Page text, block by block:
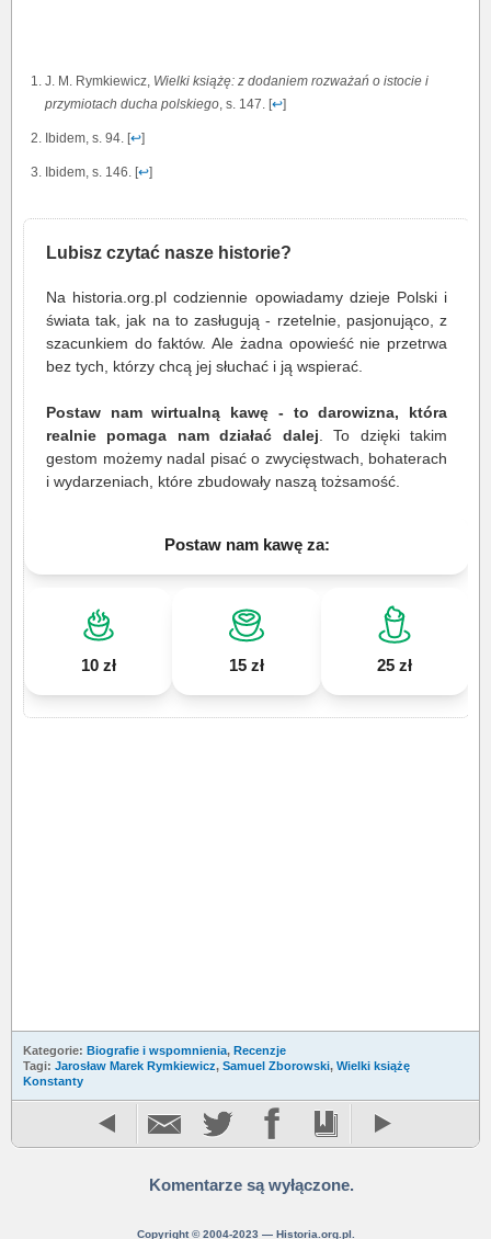
J. M. Rymkiewicz, Wielki książę: z dodaniem rozważań o istocie i
przymiotach ducha polskiego, s. 147. [↩]
Ibidem, s. 94. [↩]
Ibidem, s. 146. [↩]
Lubisz czytać nasze historie?
Na historia.org.pl codziennie opowiadamy dzieje Polski i
świata tak, jak na to zasługują - rzetelnie, pasjonująco, z
szacunkiem do faktów. Ale żadna opowieść nie przetrwa
bez tych, którzy chcą jej słuchać i ją wspierać.
Postaw nam wirtualną kawę - to darowizna, która
realnie pomaga nam działać dalej. To dzięki takim
gestom możemy nadal pisać o zwycięstwach, bohaterach
i wydarzeniach, które zbudowały naszą tożsamość.
Postaw nam kawę za:
10 zł 15 zł 25 zł
Kategorie: Biografie i wspomnienia, Recenzje
Tagi: Jarosław Marek Rymkiewicz, Samuel Zborowski, Wielki książę
Konstanty
Komentarze są wyłączone.
Copyright © 2004-2023 — Historia.org.pl.